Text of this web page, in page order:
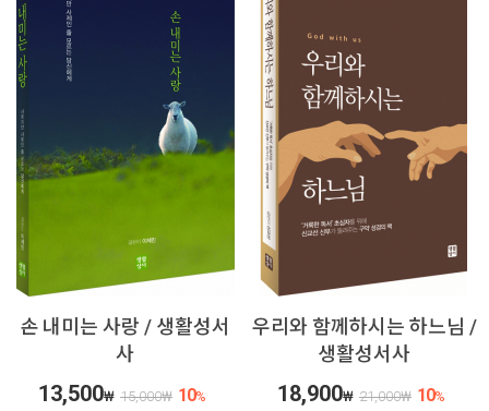
손 내미는 사랑 / 생활성서
사
13,500₩ 15,000₩ 10%
우리와 함께하시는 하느님 /
생활성서사
18,900₩ 21,000₩ 10%